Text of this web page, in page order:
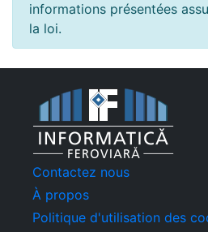
informations présentées
la loi.
Contactez nous
À propos
Politique d'utilisation des